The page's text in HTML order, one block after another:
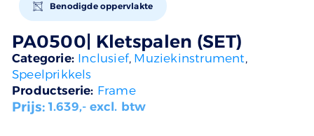
Benodigde oppervlakte
PA0500| Kletspalen (SET)
Categorie: Inclusief, Muziekinstrument,
Speelprikkels
Productserie: Frame
Prijs:1.639,- excl. btw